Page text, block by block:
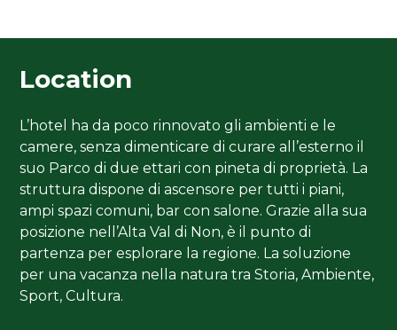
Location
L’hotel ha da poco rinnovato gli ambienti e le
camere, senza dimenticare di curare all’esterno il
suo Parco di due ettari con pineta di proprietà. La
struttura dispone di ascensore per tutti i piani,
ampi spazi comuni, bar con salone. Grazie alla sua
posizione nell’Alta Val di Non, è il punto di
partenza per esplorare la regione. La soluzione
per una vacanza nella natura tra Storia, Ambiente,
Sport, Cultura.